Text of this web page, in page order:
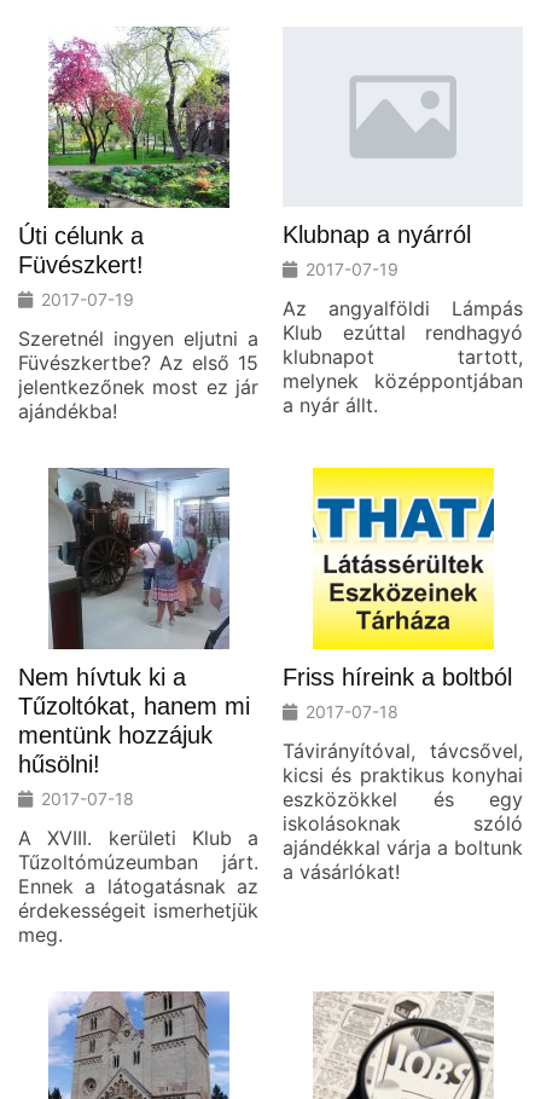
Úti célunk a
Füvészkert!
2017-07-19
Szeretnél ingyen eljutni a
Füvészkertbe? Az első 15
jelentkezőnek most ez jár
ajándékba!
Klubnap a nyárról
2017-07-19
Az angyalföldi Lámpás
Klub ezúttal rendhagyó
klubnapot tartott,
melynek középpontjában
a nyár állt.
Nem hívtuk ki a
Tűzoltókat, hanem mi
mentünk hozzájuk
hűsölni!
2017-07-18
A XVIII. kerületi Klub a
Tűzoltómúzeumban járt.
Ennek a látogatásnak az
érdekességeit ismerhetjük
meg.
Friss híreink a boltból
2017-07-18
Távirányítóval, távcsővel,
kicsi és praktikus konyhai
eszközökkel és egy
iskolásoknak szóló
ajándékkal várja a boltunk
a vásárlókat!